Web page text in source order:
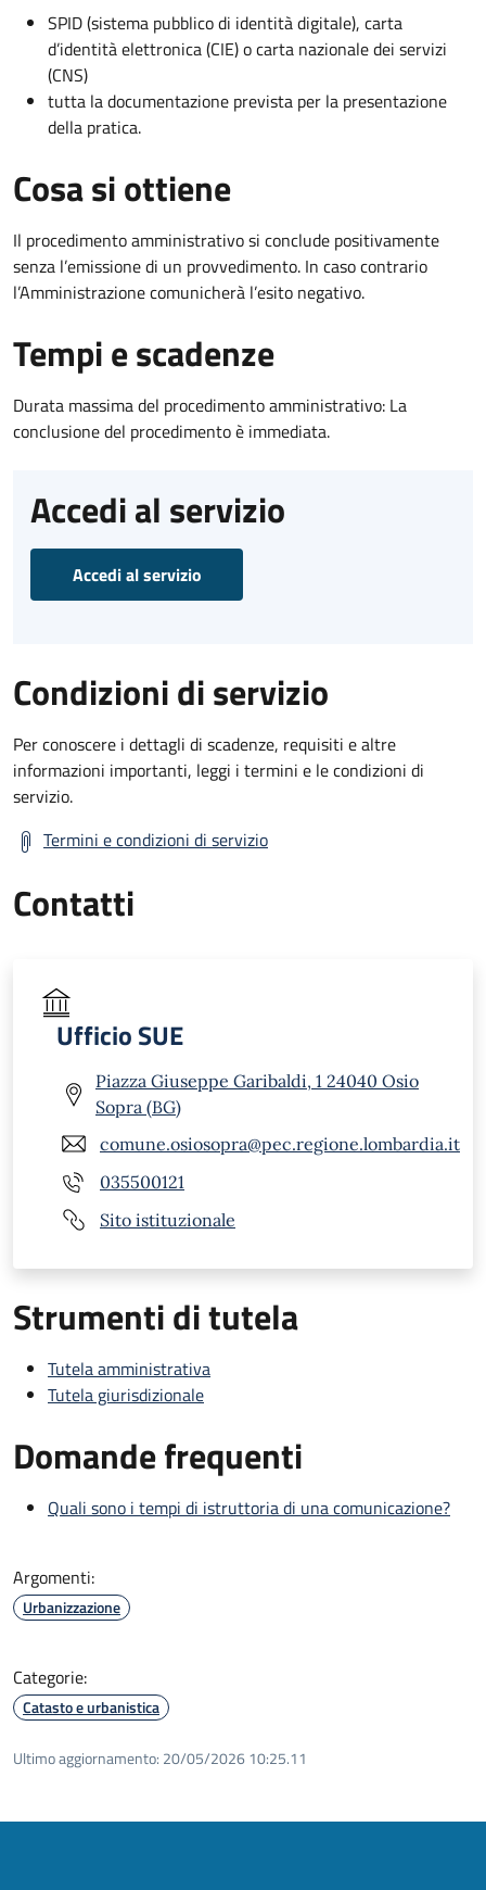
SPID (sistema pubblico di identità digitale), carta
d’identità elettronica (CIE) o carta nazionale dei servizi
(CNS)
tutta la documentazione prevista per la presentazione
della pratica.
Cosa si ottiene
Il procedimento amministrativo si conclude positivamente
senza l’emissione di un provvedimento. In caso contrario
l’Amministrazione comunicherà l’esito negativo.
Tempi e scadenze
Durata massima del procedimento amministrativo: La
conclusione del procedimento è immediata.
Accedi al servizio
Accedi al servizio
Condizioni di servizio
Per conoscere i dettagli di scadenze, requisiti e altre
informazioni importanti, leggi i termini e le condizioni di
servizio.
Termini e condizioni di servizio
Contatti
Ufficio SUE
Piazza Giuseppe Garibaldi, 1 24040 Osio
Sopra (BG)
comune.osiosopra@pec.regione.lombardia.it
035500121
Sito istituzionale
Strumenti di tutela
Tutela amministrativa
Tutela giurisdizionale
Domande frequenti
Quali sono i tempi di istruttoria di una comunicazione?
Argomenti:
Urbanizzazione
Categorie:
Catasto e urbanistica
Ultimo aggiornamento: 20/05/2026 10:25.11